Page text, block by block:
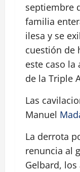
septiembre
familia
ilesa y se
cuestión de
este caso la
de la Triple
Las
Manuel
La derrota
renuncia al
Gelbard,